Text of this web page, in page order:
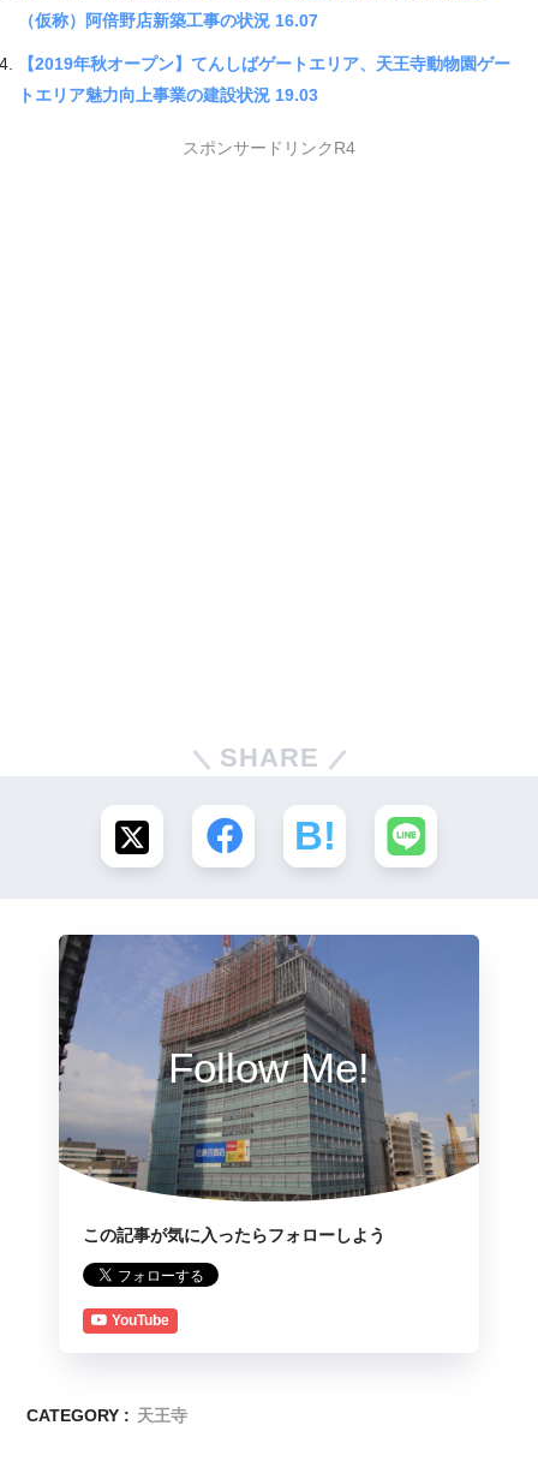
（仮称）阿倍野店新築工事の状況 16.07
【2019年秋オープン】てんしばゲートエリア、天王寺動物園ゲー
トエリア魅力向上事業の建設状況 19.03
スポンサードリンクR4
SHARE
Follow Me!
この記事が気に入ったらフォローしよう
YouTube
CATEGORY : 天王寺